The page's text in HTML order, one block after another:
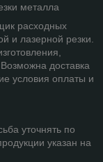
металла
расходных
и лазерной резки.
доставка
условия оплаты и
уточнять по
указан на